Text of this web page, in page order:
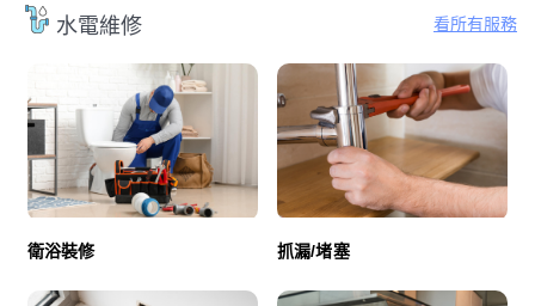
水電維修 看所有服務
衛浴裝修 抓漏/堵塞